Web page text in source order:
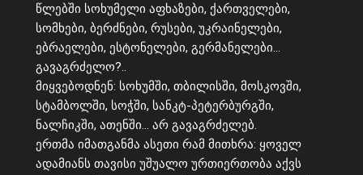
წლებში სოხუმელი აფხაზები, ქართველები,
სომხები, ბერძნები, რუსები, უკრაინელები,
ებრაელები, ესტონელები, გერმანელები…
გავაგრძელო?..
მიყვებოდნენ: სოხუმში, თბილისში, მოსკოვში,
სტამბოლში, სოჭში, სანკტ-პეტერბურგში,
ნალჩიკში, ათენში… არ გავაგრძელებ.
ერთმა იმათგანმა ასეთი რამ მითხრა: ყოველ
ადამიანს თავისი უშუალო ურთიერთობა აქვს